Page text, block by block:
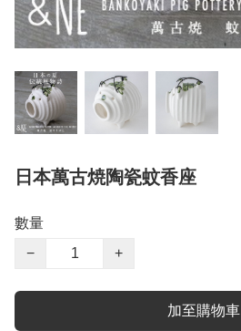
日本萬古焼陶瓷蚊香座
數量
−
+
加至購物車